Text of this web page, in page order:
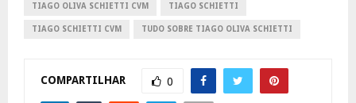
TIAGO OLIVA SCHIETTI CVM TIAGO SCHIETTI
TIAGO SCHIETTI CVM TUDO SOBRE TIAGO OLIVA SCHIETTI
COMPARTILHAR 0